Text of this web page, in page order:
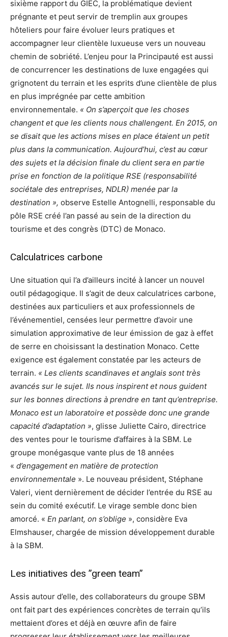
sixième rapport du GIEC, la problématique devient
prégnante et peut servir de tremplin aux groupes
hôteliers pour faire évoluer leurs pratiques et
accompagner leur clientèle luxueuse vers un nouveau
chemin de sobriété. L’enjeu pour la Principauté est aussi
de concurrencer les destinations de luxe engagées qui
grignotent du terrain et les esprits d’une clientèle de plus
en plus imprégnée par cette ambition
environnementale. « On s’aperçoit que les choses
changent et que les clients nous challengent. En 2015, on
se disait que les actions mises en place étaient un petit
plus dans la communication. Aujourd’hui, c’est au cœur
des sujets et la décision finale du client sera en partie
prise en fonction de la politique RSE (responsabilité
sociétale des entreprises, NDLR) menée par la
destination », observe Estelle Antognelli, responsable du
pôle RSE créé l’an passé au sein de la direction du
tourisme et des congrès (DTC) de Monaco.
Calculatrices carbone
Une situation qui l’a d’ailleurs incité à lancer un nouvel
outil pédagogique. Il s’agit de deux calculatrices carbone,
destinées aux particuliers et aux professionnels de
l’événementiel, censées leur permettre d’avoir une
simulation approximative de leur émission de gaz à effet
de serre en choisissant la destination Monaco. Cette
exigence est également constatée par les acteurs de
terrain. « Les clients scandinaves et anglais sont très
avancés sur le sujet. Ils nous inspirent et nous guident
sur les bonnes directions à prendre en tant qu’entreprise.
Monaco est un laboratoire et possède donc une grande
capacité d’adaptation », glisse Juliette Cairo, directrice
des ventes pour le tourisme d’affaires à la SBM. Le
groupe monégasque vante plus de 18 années
« d’engagement en matière de protection
environnementale ». Le nouveau président, Stéphane
Valeri, vient dernièrement de décider l’entrée du RSE au
sein du comité exécutif. Le virage semble donc bien
amorcé. « En parlant, on s’oblige », considère Eva
Elmshauser, chargée de mission développement durable
à la SBM.
Les initiatives des ”green team”
Assis autour d’elle, des collaborateurs du groupe SBM
ont fait part des expériences concrètes de terrain qu’ils
mettaient d’ores et déjà en œuvre afin de faire